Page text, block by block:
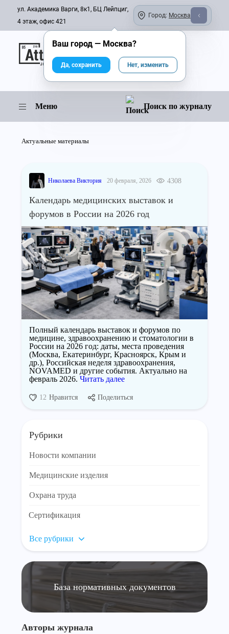
ул. Академика Варги, 8к1, БЦ Лейпциг,
4 этаж, офис 421
Город: Москва
Онлайн-журнал
Меню Поиск по журналу
Актуальные материалы
Николаева Виктория 20 февраля, 2026 4308
Календарь медицинских выставок и
форумов в России на 2026 год
Полный календарь выставок и форумов по
медицине, здравоохранению и стоматологии в
России на 2026 год: даты, места проведения
(Москва, Екатеринбург, Красноярск, Крым и
др.), Российская неделя здравоохранения,
NOVAMED и другие события. Актуально на
февраль 2026. Читать далее
12 Нравится Поделиться
Рубрики
Новости компании
Медицинские изделия
Охрана труда
Сертификация
Все рубрики
База нормативных документов
Авторы журнала
Ваш город — Москва?
Да, сохранить Нет, изменить